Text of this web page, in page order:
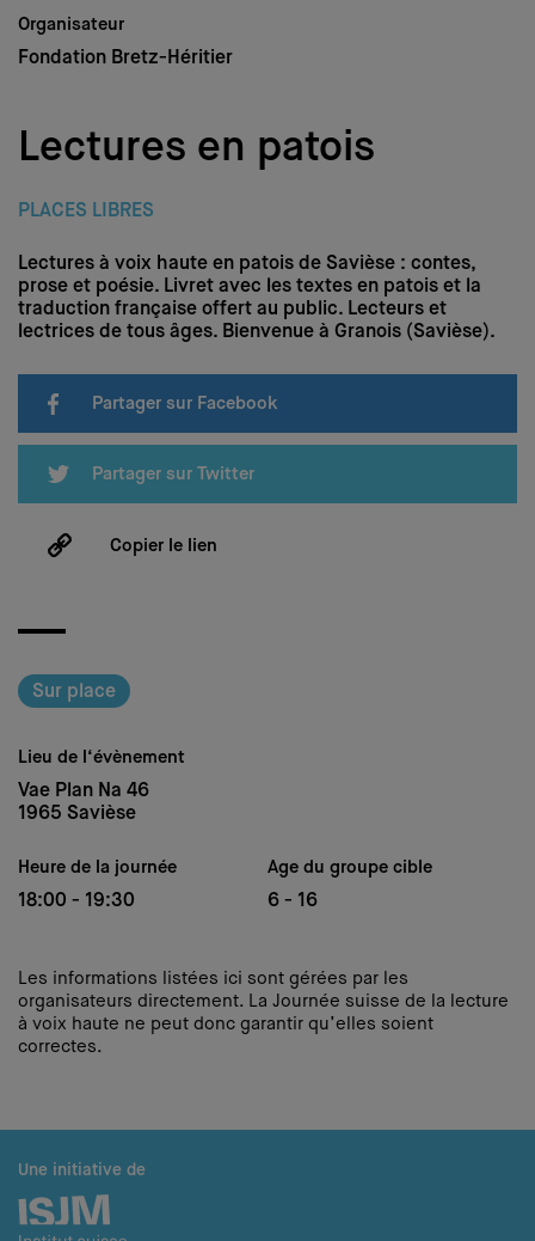
Nous soutenir
Login
Organisateur
Fondation Bretz-Héritier
Lectures en patois
PLACES LIBRES
Lectures à voix haute en patois de Savièse : contes,
prose et poésie. Livret avec les textes en patois et la
traduction française offert au public. Lecteurs et
lectrices de tous âges. Bienvenue à Granois (Savièse).
Partager sur Facebook
Partager sur Twitter
Copier le lien
Sur place
Lieu de l‘évènement
Vae Plan Na 46
1965 Savièse
Heure de la journée
18:00 - 19:30
Age du groupe cible
6 - 16
Les informations listées ici sont gérées par les
organisateurs directement. La Journée suisse de la lecture
à voix haute ne peut donc garantir qu’elles soient
correctes.
Une initiative de